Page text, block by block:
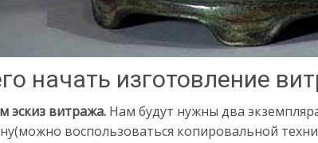
начать изготовление
эскиз витража. Нам будут нужны два
воспользоваться копировальной